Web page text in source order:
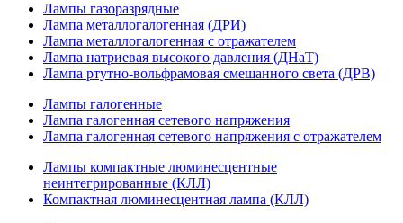
Лампы газоразрядные
Лампа металлогалогенная (ДРИ)
Лампа металлогалогенная с отражателем
Лампа натриевая высокого давления (ДНаТ)
Лампа ртутно-вольфрамовая смешанного света (ДРВ)
Лампы галогенные
Лампа галогенная сетевого напряжения
Лампа галогенная сетевого напряжения с отражателем
Лампы компактные люминесцентные
неинтегрированные (КЛЛ)
Компактная люминесцентная лампа (КЛЛ)